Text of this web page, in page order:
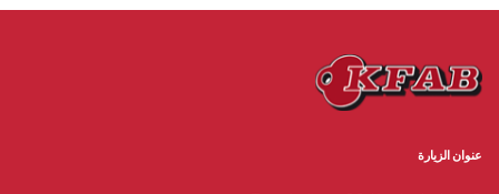
عنوان الزيارة